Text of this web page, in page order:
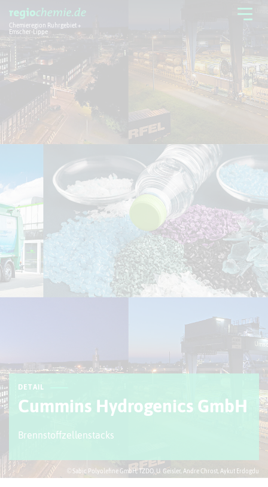
Chemieregion Ruhrgebiet +
Emscher-Lippe
Chemieregion
Aktuelles + Service
© Sabic Polyolefine GmbH, TZDO, U. Geisler, Andre Chrost, Aykut Erdogdu
DETAIL
Cummins Hydrogenics GmbH
Brennstoffzellenstacks